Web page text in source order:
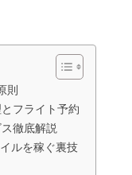
則
フライト予約
徹底解説
ルを稼ぐ裏技